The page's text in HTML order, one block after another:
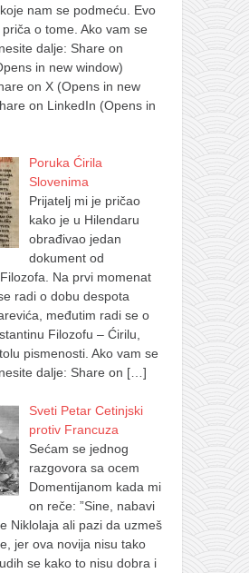
nam se podmeću. Evo
o tome. Ako vam se
dalje: Share on
in new window)
on X (Opens in new
on LinkedIn (Opens in
Poruka Ćirila
Slovenima
Prijatelj mi je pričao
kako je u Hilendaru
obrađivao jedan
dokument od
Na prvi momenat
radi o dobu despota
međutim radi se o
Filozofu – Ćirilu,
pismenosti. Ako vam se
dalje: Share on […]
Sveti Petar Cetinjski
protiv Francuza
Sećam se jednog
razgovora sa ocem
Domentijanom kada mi
on reče: ”Sine, nabavi
Niklolaja ali pazi da uzmeš
jer ova novija nisu tako
se kako to nisu dobra i